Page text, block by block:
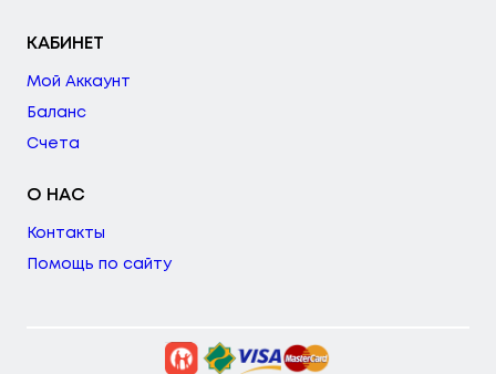
КАБИНЕТ
Мой Аккаунт
Баланс
Счета
О НАС
Контакты
Помощь по сайту